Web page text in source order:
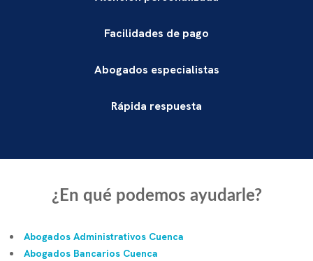
Facilidades de pago
Abogados especialistas
Rápida respuesta
¿En qué podemos ayudarle?
Abogados Administrativos Cuenca
Abogados Bancarios Cuenca